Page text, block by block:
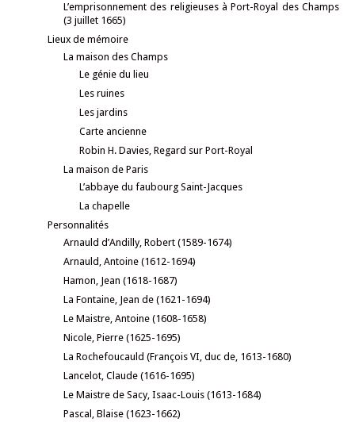
L’emprisonnement des religieuses à Port-Royal des Champs
(3 juillet 1665)
Lieux de mémoire
La maison des Champs
Le génie du lieu
Les ruines
Les jardins
Carte ancienne
Robin H. Davies, Regard sur Port-Royal
La maison de Paris
L’abbaye du faubourg Saint-Jacques
La chapelle
Personnalités
Arnauld d’Andilly, Robert (1589-1674)
Arnauld, Antoine (1612-1694)
Hamon, Jean (1618-1687)
La Fontaine, Jean de (1621-1694)
Le Maistre, Antoine (1608-1658)
Nicole, Pierre (1625-1695)
La Rochefoucauld (François VI, duc de, 1613-1680)
Lancelot, Claude (1616-1695)
Le Maistre de Sacy, Isaac-Louis (1613-1684)
Pascal, Blaise (1623-1662)